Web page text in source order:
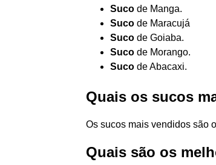
Suco de Manga.
Suco de Maracujá
Suco de Goiaba.
Suco de Morango.
Suco de Abacaxi.
Quais os sucos
Os sucos mais vendidos são
Quais são os